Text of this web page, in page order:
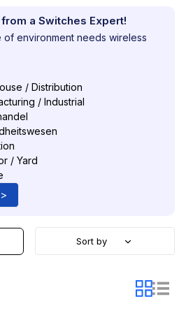
a Switches Expert!
of environment needs wireless
/ Distribution
/ Industrial
/ Yard
Sort by